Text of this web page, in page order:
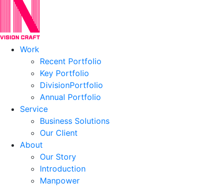
Work
Recent Portfolio
Key Portfolio
DivisionPortfolio
Annual Portfolio
Service
Business Solutions
Our Client
About
Our Story
Introduction
Manpower